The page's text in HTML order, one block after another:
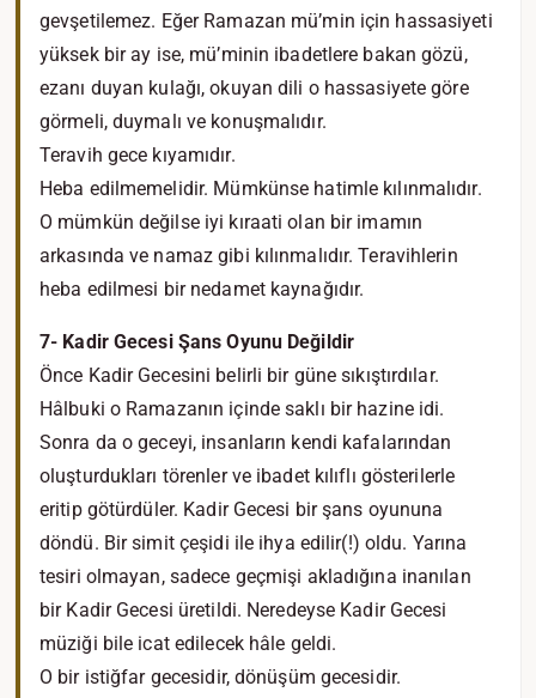
gevşetilemez. Eğer Ramazan mü’min için hassasiyeti
yüksek bir ay ise, mü’minin ibadetlere bakan gözü,
ezanı duyan kulağı, okuyan dili o hassasiyete göre
görmeli, duymalı ve konuşmalıdır.
Teravih gece kıyamıdır.
Heba edilmemelidir. Mümkünse hatimle kılınmalıdır.
O mümkün değilse iyi kıraati olan bir imamın
arkasında ve namaz gibi kılınmalıdır. Teravihlerin
heba edilmesi bir nedamet kaynağıdır.
7- Kadir Gecesi Şans Oyunu Değildir
Önce Kadir Gecesini belirli bir güne sıkıştırdılar.
Hâlbuki o Ramazanın içinde saklı bir hazine idi.
Sonra da o geceyi, insanların kendi kafalarından
oluşturdukları törenler ve ibadet kılıflı gösterilerle
eritip götürdüler. Kadir Gecesi bir şans oyununa
döndü. Bir simit çeşidi ile ihya edilir(!) oldu. Yarına
tesiri olmayan, sadece geçmişi akladığına inanılan
bir Kadir Gecesi üretildi. Neredeyse Kadir Gecesi
müziği bile icat edilecek hâle geldi.
O bir istiğfar gecesidir, dönüşüm gecesidir.